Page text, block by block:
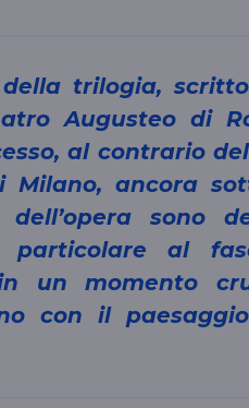
Augusteo di
al contrario
Milano, ancora
dell’opera sono
al
un momento
con il